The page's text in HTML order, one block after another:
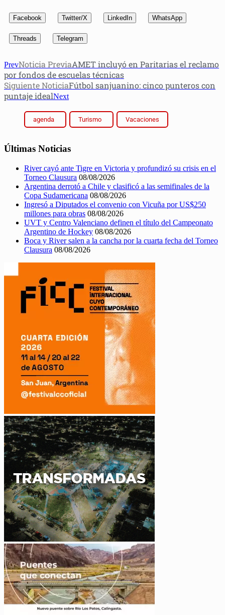
Facebook Twitter/X LinkedIn WhatsApp
Threads Telegram
PrevNoticia PreviaAMET incluyó en Paritarias el reclamo
por fondos de escuelas técnicas
Siguiente NoticiaFútbol sanjuanino: cinco punteros con
puntaje idealNext
agenda Turismo Vacaciones
Últimas Noticias
River cayó ante Tigre en Victoria y profundizó su crisis en el
Torneo Clausura 08/08/2026
Argentina derrotó a Chile y clasificó a las semifinales de la
Copa Sudamericana 08/08/2026
Ingresó a Diputados el convenio con Vicuña por US$250
millones para obras 08/08/2026
UVT y Centro Valenciano definen el título del Campeonato
Argentino de Hockey 08/08/2026
Boca y River salen a la cancha por la cuarta fecha del Torneo
Clausura 08/08/2026